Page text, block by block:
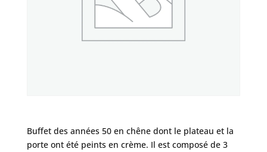
Buffet des années 50 en chêne dont le plateau et la
porte ont été peints en crème. Il est composé de 3